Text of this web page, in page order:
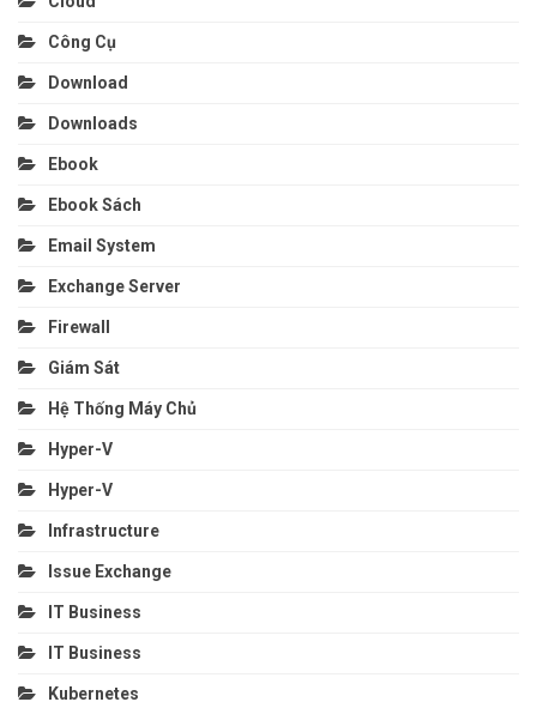
Công Cụ
Download
Downloads
Ebook
Ebook Sách
Email System
Exchange Server
Firewall
Giám Sát
Hệ Thống Máy Chủ
Hyper-V
Hyper-V
Infrastructure
Issue Exchange
IT Business
IT Business
Kubernetes